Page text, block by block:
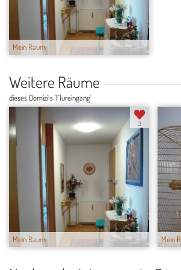
Mein Raum
Weitere Räume
dieses Domizils 'Flureingang'
Mein Raum
3
Mein